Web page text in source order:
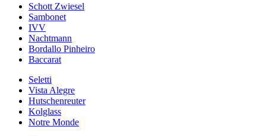
Schott Zwiesel
Sambonet
IVV
Nachtmann
Bordallo Pinheiro
Baccarat
Seletti
Vista Alegre
Hutschenreuter
Kolglass
Notre Monde